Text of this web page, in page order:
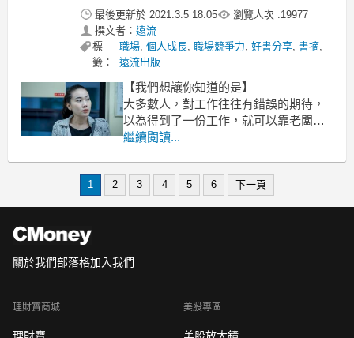
最後更新於 2021.3.5 18:05 瀏覽人次 :19977
撰文者： 遠流
標
籤：
職場,個人成長,職場競爭力,好書分享,書摘,
遠流出版
【我們想讓你知道的是】
大多數人，對工作往往有錯誤的期待，
以為得到了一份工作，就可以靠老闆的
錢，實踐自己的夢想、理想，但實際上
文 / 百田尚樹
繼續閱讀...
1 2 3 4 5 6 下一頁
關於我們部落格加入我們
理財寶商城
理財寶
美股專區
美股放大鏡